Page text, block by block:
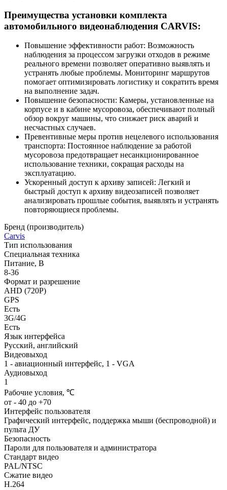
Преимущества установки комплекта
автомобильного видеонаблюдения CARVIS:
Повышение эффективности работ: Возможность
наблюдения за процессом загрузки отходов в режиме
реального времени позволяет оперативно выявлять и
устранять любые проблемы. Мониторинг маршрутов
помогает оптимизировать логистику и сократить время
на выполнение задач.
Повышение безопасности: Камеры, установленные на
корпусе и в кабине мусоровоза, обеспечивают полный
обзор вокруг машины, что снижает риск аварий и
несчастных случаев.
Превентивные меры против нецелевого использования
транспорта: Постоянное наблюдение за работой
мусоровоза предотвращает несанкционированное
использование техники, сокращая расходы на
эксплуатацию.
Ускоренный доступ к архиву записей: Легкий и
быстрый доступ к архиву видеозаписей позволяет
анализировать прошлые события, выявлять и устранять
повторяющиеся проблемы.
Бренд (производитель)
Carvis
Тип использования
Специальная техника
Питание, В
8-36
Формат и разрешение
AHD (720Р)
GPS
Есть
3G/4G
Есть
Язык интерфейса
Русский, английский
Видеовыход
1 - авиационный интерфейс, 1 - VGA
Аудиовыход
1
Рабочие условия, ℃
от - 40 до +70
Интерфейс пользователя
Графический интерфейс, поддержка мыши (беспроводной) и
пульта ДУ
Безопасность
Пароли для пользователя и администратора
Стандарт видео
PAL/NTSC
Сжатие видео
H.264